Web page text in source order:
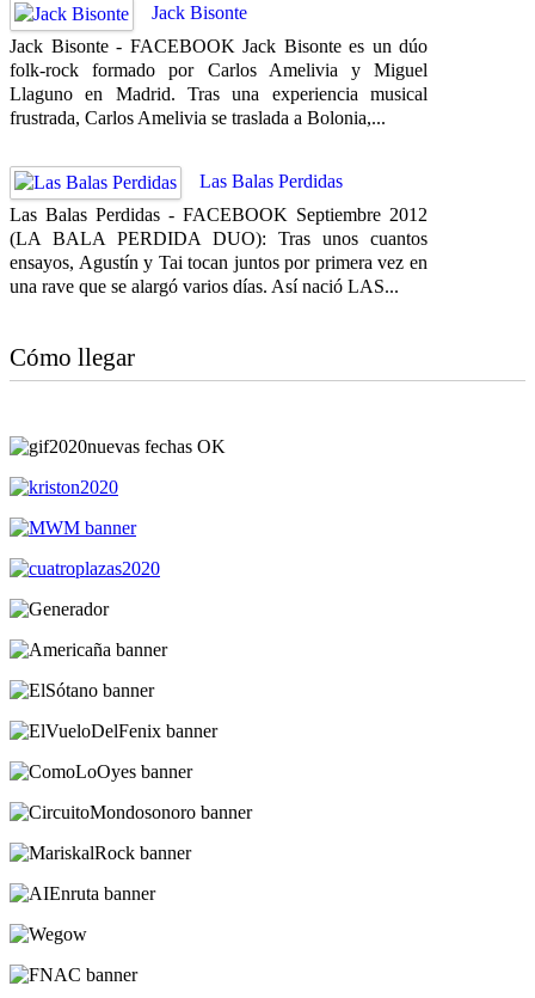
Jack Bisonte
Jack Bisonte - FACEBOOK Jack Bisonte es un dúo
folk-rock formado por Carlos Amelivia y Miguel
Llaguno en Madrid. Tras una experiencia musical
frustrada, Carlos Amelivia se traslada a Bolonia,...
Las Balas Perdidas
Las Balas Perdidas - FACEBOOK Septiembre 2012
(LA BALA PERDIDA DUO): Tras unos cuantos
ensayos, Agustín y Tai tocan juntos por primera vez en
una rave que se alargó varios días. Así nació LAS...
Cómo llegar